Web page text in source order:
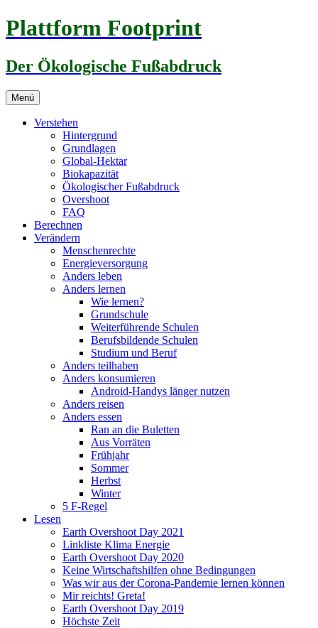
Zum
Inhalt
Plattform Footprint
Der Ökologische Fußabdruck
Menü
Verstehen
Hintergrund
Grundlagen
Global-Hektar
Biokapazität
Ökologischer Fußabdruck
Overshoot
FAQ
Berechnen
Verändern
Menschenrechte
Energieversorgung
Anders leben
Anders lernen
Wie lernen?
Grundschule
Weiterführende Schulen
Berufsbildende Schulen
Studium und Beruf
Anders teilhaben
Anders konsumieren
Android-Handys länger nutzen
Anders reisen
Anders essen
Ran an die Buletten
Aus Vorräten
Frühjahr
Sommer
Herbst
Winter
5 F-Regel
Lesen
Earth Overshoot Day 2021
Linkliste Klima Energie
Earth Overshoot Day 2020
Keine Wirtschaftshilfen ohne Bedingungen
Was wir aus der Corona-Pandemie lernen können
Mir reichts! Greta!
Earth Overshoot Day 2019
Höchste Zeit